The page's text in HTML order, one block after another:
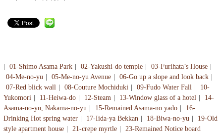
01-Shimo Asama Park 02-Yakushi-do temple
03-Furihata’s House
04-Me-no-yu
05-Me-no-yu Avenue
06-Go up a slope and look back
07-Red blick wall
08-Couture Mochiduki 09-Fudo Water Fall
10-
Yukomori
11-Heiwa-do 12-Steam 13-Window glass of a hotel
14-
Asama-no-yu, Nakama-no-yu
15-Remained Asama-no yado
16-
Drinking Hot spring water
17-Iida-ya Bekkan 18-Biwa-no-yu
19-Old
style apartment house
21-crepe myrtle
23-Remained Notice board